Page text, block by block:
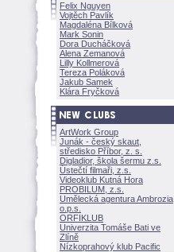
Felix Nguyen
Vojtěch Pavlík
Magdaléna Bílkov
Mark Sonin
Dora Ducháčkov
Alena Zemanov
Lilly Kollmerov
Tereza Polákov
Jakub Samek
Klára Fryčkov
ArtWork Group
Junák - český skaut,
středisko Příbor, z. s.
Digladior, škola šermu z.s.
Ústečtí filmaři, z.s.
Videoklub Kutná Hora
PROBILUM, z.s.
Umělecká agentura Ambrozia
o.p.s.
ORFIKLUB
Univerzita Tomáše Bati ve
Zlíně
Nízkoprahový klub Pacific